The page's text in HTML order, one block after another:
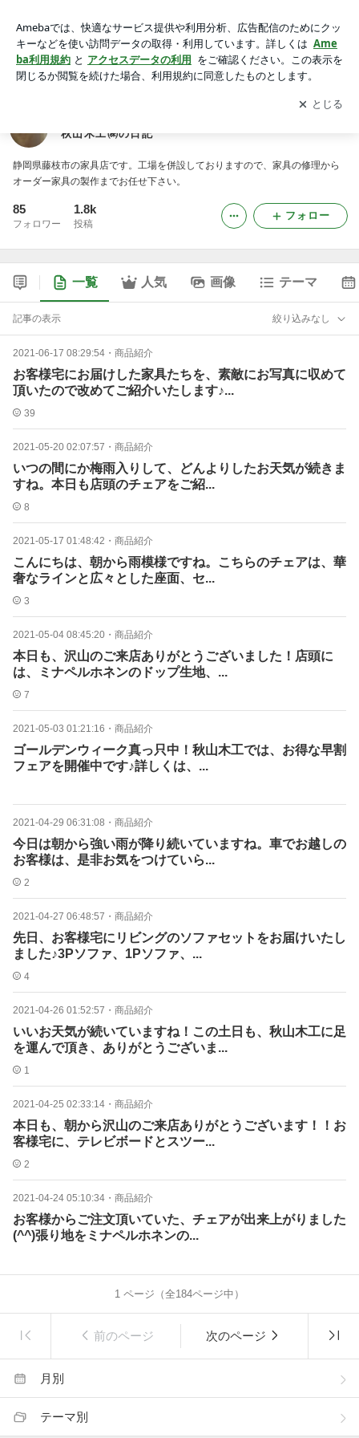
㈱の日記アプリをダウンロードして ブログの更新通知
を受け取りまし
ょう。
開く
秋山木工㈱の日記
静岡県藤枝市の家具店です。工場を併設しておりますので、家具の修理から
オーダー家具の製作までお任せ下さい。
85
フォロワー
1.8k
投稿
フォロー
一覧 人気 画像 テーマ
記事の表示 絞り込みなし
2021-06-17 08:29:54 ・ 商品紹介
お客様宅にお届けした家具たちを、素敵にお写真に収めて
頂いたので改めてご紹介いたします♪...
39
2021-05-20 02:07:57 ・ 商品紹介
いつの間にか梅雨入りして、どんよりしたお天気が続きま
すね。本日も店頭のチェアをご紹...
8
2021-05-17 01:48:42 ・ 商品紹介
こんにちは、朝から雨模様ですね。こちらのチェアは、華
奢なラインと広々とした座面、セ...
3
2021-05-04 08:45:20 ・ 商品紹介
本日も、沢山のご来店ありがとうございました！店頭に
は、ミナペルホネンのドップ生地、...
7
2021-05-03 01:21:16 ・ 商品紹介
ゴールデンウィーク真っ只中！秋山木工では、お得な早割
フェアを開催中です♪詳しくは、...
2021-04-29 06:31:08 ・ 商品紹介
今日は朝から強い雨が降り続いていますね。車でお越しの
お客様は、是非お気をつけていら...
2
2021-04-27 06:48:57 ・ 商品紹介
先日、お客様宅にリビングのソファセットをお届けいたし
ました♪3Pソファ、1Pソファ、...
4
2021-04-26 01:52:57 ・ 商品紹介
いいお天気が続いていますね！この土日も、秋山木工に足
を運んで頂き、ありがとうございま...
1
2021-04-25 02:33:14 ・ 商品紹介
本日も、朝から沢山のご来店ありがとうございます！！お
客様宅に、テレビボードとスツー...
2
2021-04-24 05:10:34 ・ 商品紹介
お客様からご注文頂いていた、チェアが出来上がりました
(^^)張り地をミナペルホネンの...
1 ページ（全184ページ中）
前のページ 次のページ
月別
テーマ別